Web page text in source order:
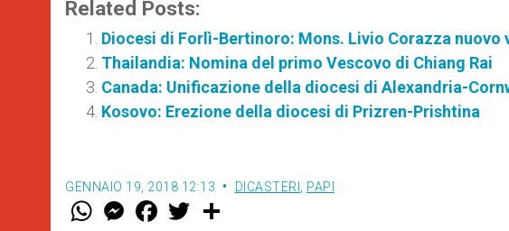
Related Posts:
Diocesi di Forlì-Bertinoro: Mons. Livio Corazza nuovo
Thailandia: Nomina del primo Vescovo di Chiang Rai
Canada: Unificazione della diocesi di Alexandria-
Kosovo: Erezione della diocesi di Prizren-Prishtina
GENNAIO 19, 2018 12:13 DICASTERI PAPI
W M
e
F
a w